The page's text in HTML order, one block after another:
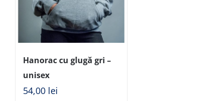
Hanorac cu glugă gri –
unisex
54,00 lei